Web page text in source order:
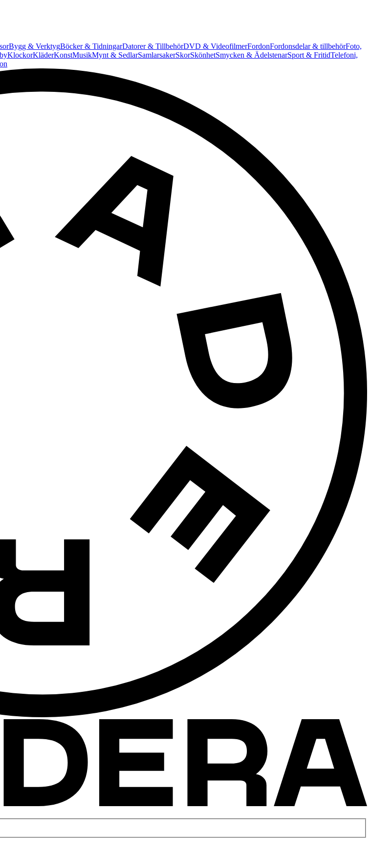
Bygg & VerktygBöcker & TidningarDatorer & TillbehörDVD & VideofilmerFordonFordonsdelar & tillbehörFoto,
KlockorKläderKonstMusikMynt & SedlarSamlarsakerSkorSkönhetSmycken & ÄdelstenarSport & FritidTelefoni,